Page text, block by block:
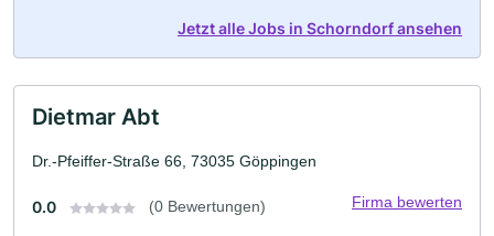
Jetzt alle Jobs in Schorndorf ansehen
Dietmar Abt
Dr.-Pfeiffer-Straße 66, 73035 Göppingen
0.0 (0 Bewertungen) Firma bewerten